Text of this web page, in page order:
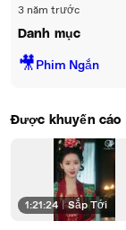
3 năm trước
Danh mục
🎥Phim Ngắn
Được khuyến cáo
1:21:24 Sắp Tới